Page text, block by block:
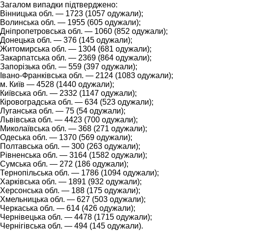
Загалом випадки підтверджено:
Вінницька обл. — 1723 (1057 одужали);
Волинська обл. — 1955 (605 одужали);
Дніпропетровська обл. — 1060 (852 одужали);
Донецька обл. — 376 (145 одужали);
Житомирська обл. — 1304 (681 одужали);
Закарпатська обл. — 2369 (864 одужали);
Запорізька обл. — 559 (397 одужали);
Івано-Франківська обл. — 2124 (1083 одужали);
м. Київ — 4528 (1440 одужали);
Київська обл. — 2332 (1147 одужали);
Кіровоградська обл. — 634 (523 одужали);
Луганська обл. — 75 (54 одужали);
Львівська обл. — 4423 (700 одужали);
Миколаївська обл. — 368 (271 одужали);
Одеська обл. — 1370 (569 одужали);
Полтавська обл. — 300 (263 одужали);
Рівненська обл. — 3164 (1582 одужали);
Сумська обл. — 272 (186 одужали);
Тернопільська обл. — 1786 (1094 одужали);
Харківська обл. — 1891 (932 одужали);
Херсонська обл. — 188 (175 одужали);
Хмельницька обл. — 627 (503 одужали);
Черкаська обл. — 614 (426 одужали);
Чернівецька обл. — 4478 (1715 одужали);
Чернігівська обл. — 494 (145 одужали).